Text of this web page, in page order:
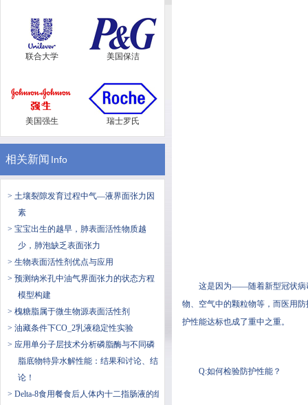
联合大学 美国保洁
美国强生 瑞士罗氏
相关新闻 Info
> 土壤裂隙发育过程中气—液界面张力因
素
> 宝宝出生的越早，肺表面活性物质越
少，肺泡缺乏表面张力
> 生物表面活性剂优点与应用
> 预测纳米孔中油气界面张力的状态方程
模型构建
> 槐糖脂属于微生物源表面活性剂
> 油藏条件下CO_2乳液稳定性实验
> 应用单分子层技术分析磷脂酶与不同磷
脂底物特异水解性能：结果和讨论、结
论！
> Delta-8食用餐食后人体内十二指肠液的组
这是因为——随着新型冠状病毒
物、空气中的颗粒物等，而
护性能达标也成了重中之重。
Q:如何检验防护性能？